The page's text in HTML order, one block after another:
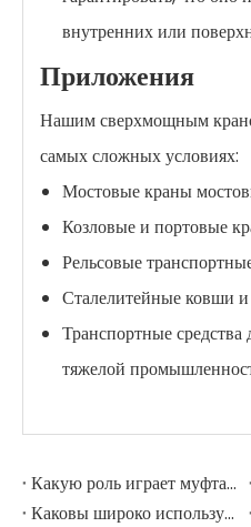
внутренних или
Приложения
Нашим сверхмощным
самых сложных условиях:
Мостовые краны
Козловые и портовые
Рельсовые
Сталелитейные ковши
Транспортные
тяжелой
Какую роль играет муфта в шлифовальной мельнице?
Каковы широко используемые аксессуары в шлифовальной мельнице?